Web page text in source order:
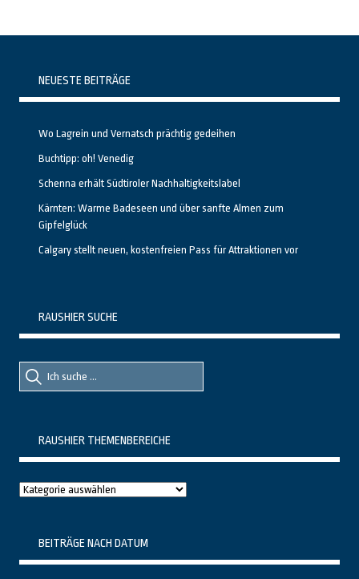
NEUESTE BEITRÄGE
Wo Lagrein und Vernatsch prächtig gedeihen
Buchtipp: oh! Venedig
Schenna erhält Südtiroler Nachhaltigkeitslabel
Kärnten: Warme Badeseen und über sanfte Almen zum
Gipfelglück
Calgary stellt neuen, kostenfreien Pass für Attraktionen vor
RAUSHIER SUCHE
Suche
nach::
Suche
nach:
RAUSHIER THEMENBEREICHE
Raushier
BEITRÄGE NACH DATUM